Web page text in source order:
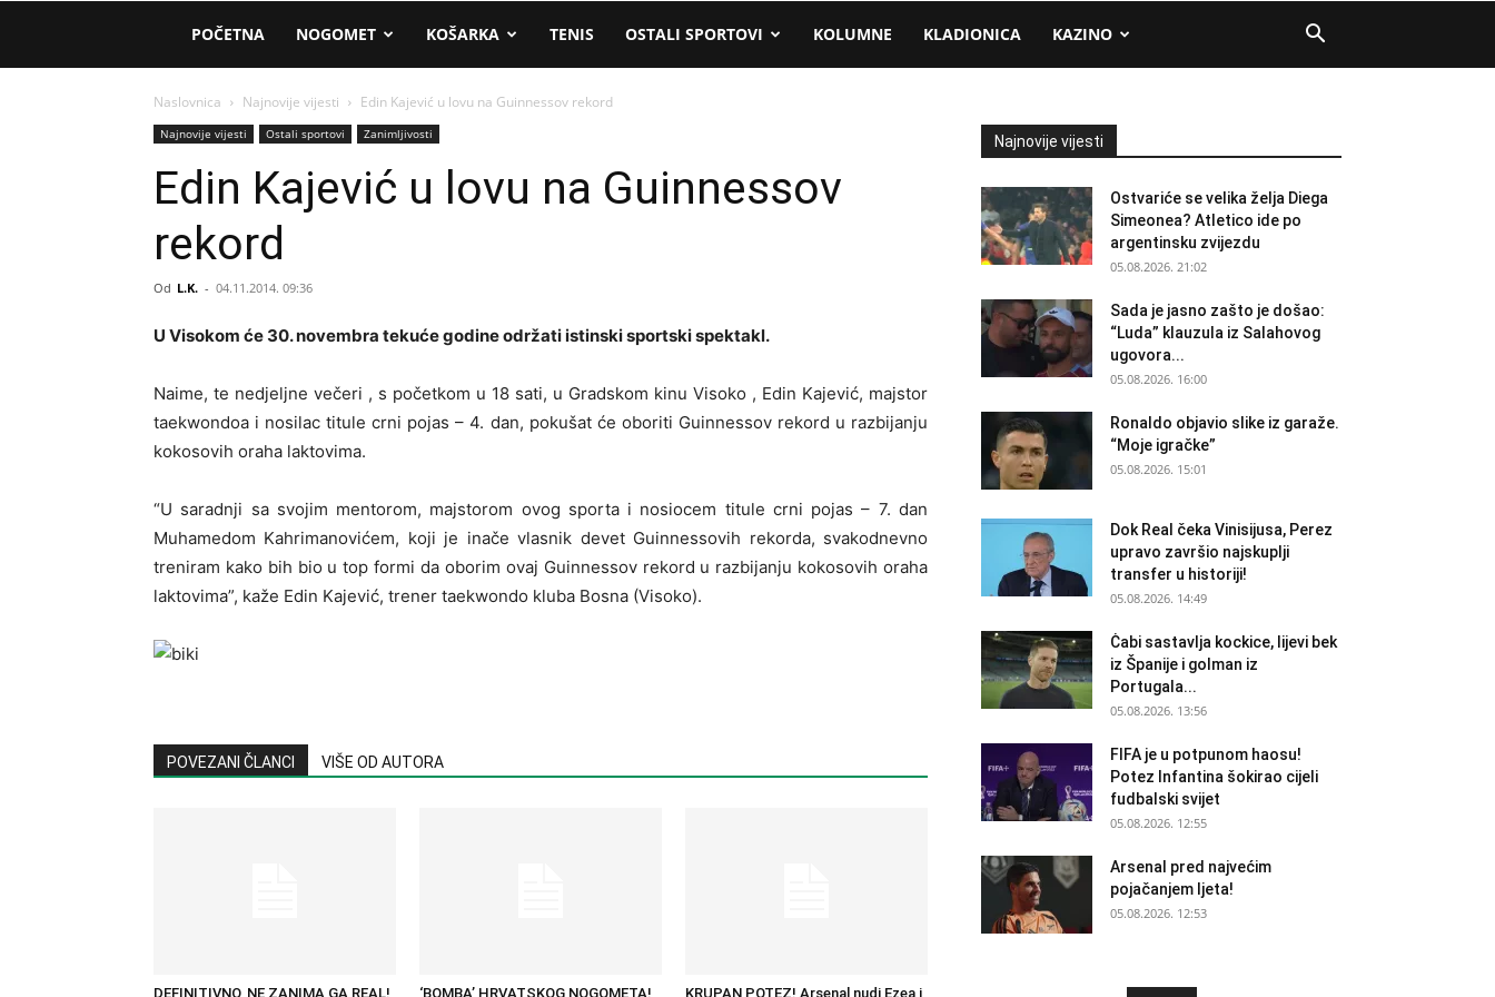
AM
Sport
POČETNA NOGOMET KOŠARKA TENIS OSTALI SPORTOVI KOLUMNE KLADIONICA KAZINO
Naslovnica Najnovije vijesti Edin Kajević u lovu na Guinnessov rekord
Najnovije vijesti Ostali sportovi Zanimljivosti
Edin Kajević u lovu na Guinnessov
rekord
Od L.K. - 04.11.2014. 09:36
U Visokom će 30. novembra tekuće godine održati istinski sportski spektakl.
Naime, te nedjeljne večeri , s početkom u 18 sati, u Gradskom kinu Visoko , Edin Kajević, majstor
taekwondoa i nosilac titule crni pojas – 4. dan, pokušat će oboriti Guinnessov rekord u razbijanju
kokosovih oraha laktovima.
“U saradnji sa svojim mentorom, majstorom ovog sporta i nosiocem titule crni pojas – 7. dan
Muhamedom Kahrimanovićem, koji je inače vlasnik devet Guinnessovih rekorda, svakodnevno
treniram kako bih bio u top formi da oborim ovaj Guinnessov rekord u razbijanju kokosovih oraha
laktovima”, kaže Edin Kajević, trener taekwondo kluba Bosna (Visoko).
POVEZANI ČLANCI VIŠE OD AUTORA
DEFINITIVNO, NE ZANIMA GA REAL! ‘BOMBA’ HRVATSKOG NOGOMETA! KRUPAN POTEZ! Arsenal nudi Ezea i
Najnovije vijesti
Ostvariće se velika želja Diega
Simeonea? Atletico ide po
argentinsku zvijezdu
05.08.2026. 21:02
Sada je jasno zašto je došao:
“Luda” klauzula iz Salahovog
ugovora...
05.08.2026. 16:00
Ronaldo objavio slike iz garaže.
“Moje igračke”
05.08.2026. 15:01
Dok Real čeka Vinisijusa, Perez
upravo završio najskuplji
transfer u historiji!
05.08.2026. 14:49
Ċabi sastavlja kockice, lijevi bek
iz Španije i golman iz
Portugala...
05.08.2026. 13:56
FIFA je u potpunom haosu!
Potez Infantina šokirao cijeli
fudbalski svijet
05.08.2026. 12:55
Arsenal pred najvećim
pojačanjem ljeta!
05.08.2026. 12:53